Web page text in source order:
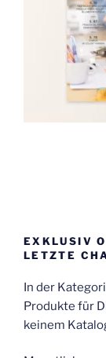
EXKLUSIV
LETZTE
In der
Produkte für
keinem